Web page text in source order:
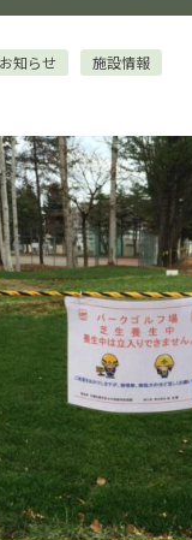
知らせ 施設情報